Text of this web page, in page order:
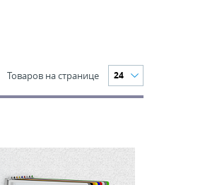
Товаров на странице 24